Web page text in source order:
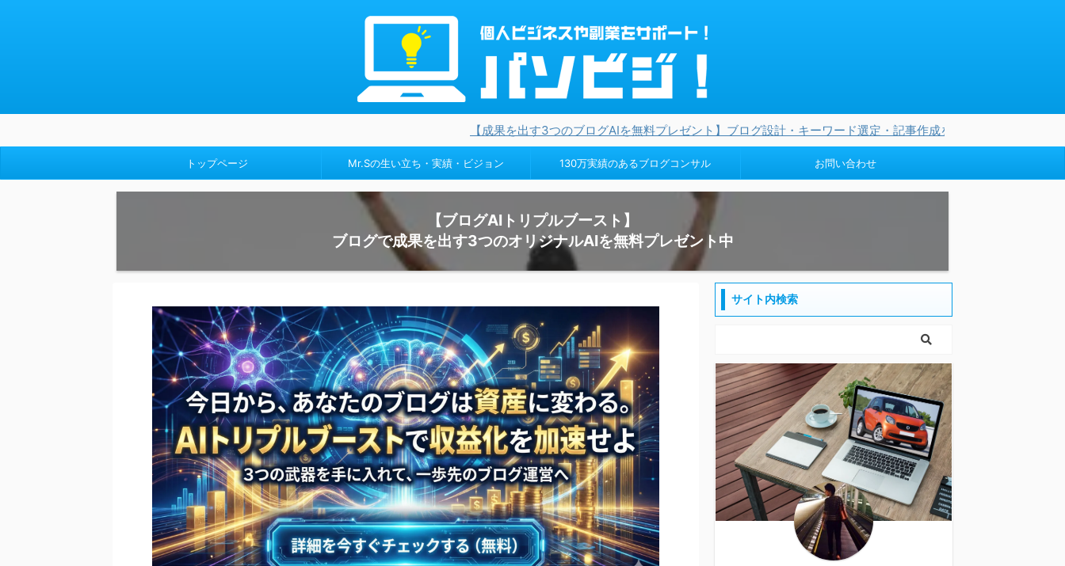
【成果を出す3つのブログAIを無料プレゼント】ブログ設計・キーワード選定・記事作成を完全に任せられる3つのオリジナルAIを
トップページ Mr.Sの生い立ち・実績・ビジョン 130万実績のあるブログコンサル お問い合わせ
【ブログAIトリプルブースト】
ブログで成果を出す3つのオリジナルAIを無料プレゼント中
サイト内検索